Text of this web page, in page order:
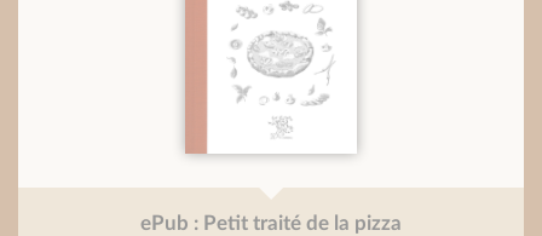
ePub : Petit traité de la pizza